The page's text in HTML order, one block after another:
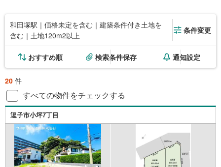
和田塚駅｜価格未定を含む｜建築条件付き土地を
含む｜土地120m2以上
条件変更
おすすめ順 検索条件保存 通知設定
20 件
すべての物件をチェックする
逗子市小坪7丁目